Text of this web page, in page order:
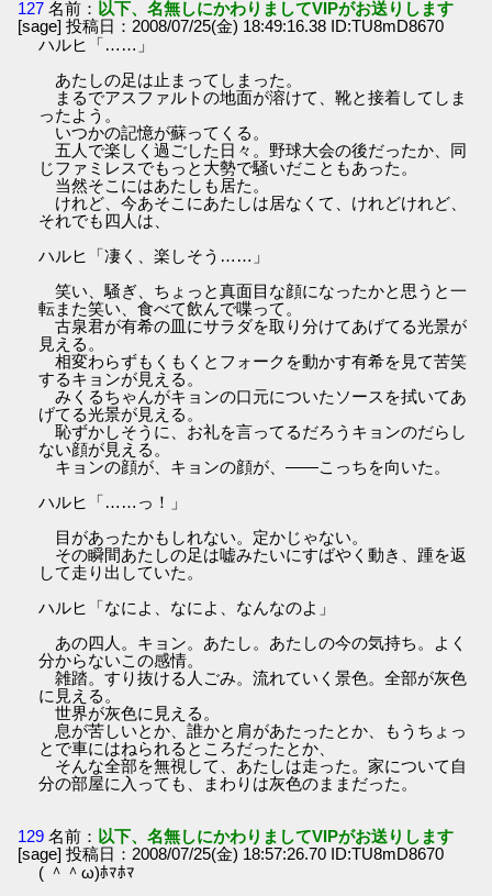
127 名前： 以下、名無しにかわりましてVIPがお送りします
[sage] 投稿日：2008/07/25(金) 18:49:16.38 ID:TU8mD8670
ハルヒ「……」
あたしの足は止まってしまった。
まるでアスファルトの地面が溶けて、靴と接着してしま
ったよう。
いつかの記憶が蘇ってくる。
五人で楽しく過ごした日々。野球大会の後だったか、同
じファミレスでもっと大勢で騒いだこともあった。
当然そこにはあたしも居た。
けれど、今あそこにあたしは居なくて、けれどけれど、
それでも四人は、
ハルヒ「凄く、楽しそう……」
笑い、騒ぎ、ちょっと真面目な顔になったかと思うと一
転また笑い、食べて飲んで喋って。
古泉君が有希の皿にサラダを取り分けてあげてる光景が
見える。
相変わらずもくもくとフォークを動かす有希を見て苦笑
するキョンが見える。
みくるちゃんがキョンの口元についたソースを拭いてあ
げてる光景が見える。
恥ずかしそうに、お礼を言ってるだろうキョンのだらし
ない顔が見える。
キョンの顔が、キョンの顔が、――こっちを向いた。
ハルヒ「……っ！」
目があったかもしれない。定かじゃない。
その瞬間あたしの足は嘘みたいにすばやく動き、踵を返
して走り出していた。
ハルヒ「なによ、なによ、なんなのよ」
あの四人。キョン。あたし。あたしの今の気持ち。よく
分からないこの感情。
雑踏。すり抜ける人ごみ。流れていく景色。全部が灰色
に見える。
世界が灰色に見える。
息が苦しいとか、誰かと肩があたったとか、もうちょっ
とで車にはねられるところだったとか、
そんな全部を無視して、あたしは走った。家について自
分の部屋に入っても、まわりは灰色のままだった。
129 名前： 以下、名無しにかわりましてVIPがお送りします
[sage] 投稿日：2008/07/25(金) 18:57:26.70 ID:TU8mD8670
( ＾＾ω)ﾎﾏﾎﾏ